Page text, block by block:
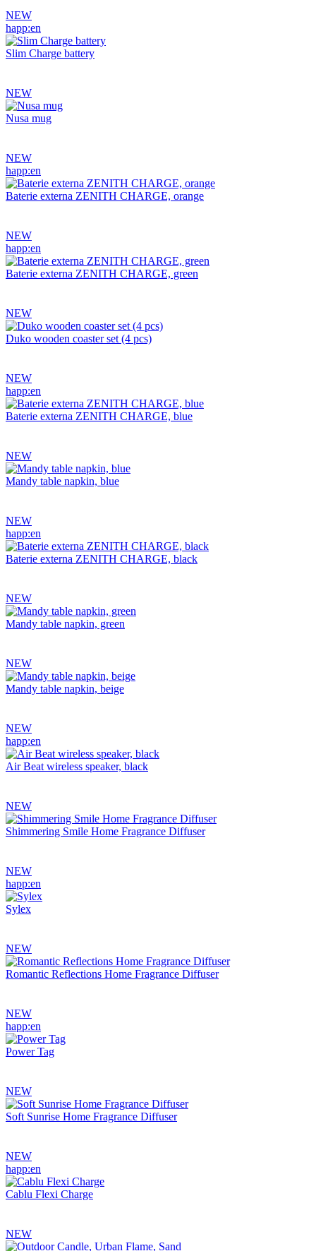
NEW
happ:en
Slim Charge battery
NEW
Nusa mug
NEW
happ:en
Baterie externa ZENITH CHARGE, orange
NEW
happ:en
Baterie externa ZENITH CHARGE, green
NEW
Duko wooden coaster set (4 pcs)
NEW
happ:en
Baterie externa ZENITH CHARGE, blue
NEW
Mandy table napkin, blue
NEW
happ:en
Baterie externa ZENITH CHARGE, black
NEW
Mandy table napkin, green
NEW
Mandy table napkin, beige
NEW
happ:en
Air Beat wireless speaker, black
NEW
Shimmering Smile Home Fragrance Diffuser
NEW
happ:en
Sylex
NEW
Romantic Reflections Home Fragrance Diffuser
NEW
happ:en
Power Tag
NEW
Soft Sunrise Home Fragrance Diffuser
NEW
happ:en
Cablu Flexi Charge
NEW